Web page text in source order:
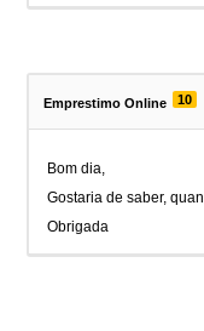
Emprestimo Online 10
Bom dia,
Gostaria de saber,
Obrigada